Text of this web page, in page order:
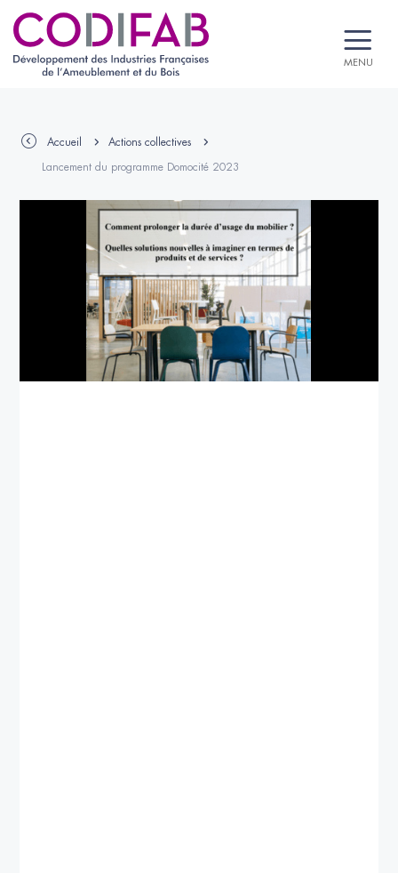
MENU
Accueil Actions collectives
Lancement du programme Domocité 2023